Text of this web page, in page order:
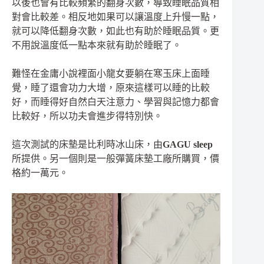
以後也會有比較頻繁的翻身次數，導致睡眠品質相
對會比較差。相反地如果可以讓溫度上升慢一點，
就可以降低翻身次數，如此也有助於睡眠品質。更
不用說溫度低一點本來就有助於睡眠了。
難怪在金庸小說裡面小龍女要躺在寒玉床上面睡
覺，睡了還會功力大增，原來這樣可以睡的比較
好，而睡得好自然白天注意力、學習與記憶力都會
比較好，所以功夫會進步得特別快。
這次測試的床墊是比利時冰山床，由GAGU sleep
所提供。另一個則是一般彈簧床墊工廠所購買，價
格約一萬元。